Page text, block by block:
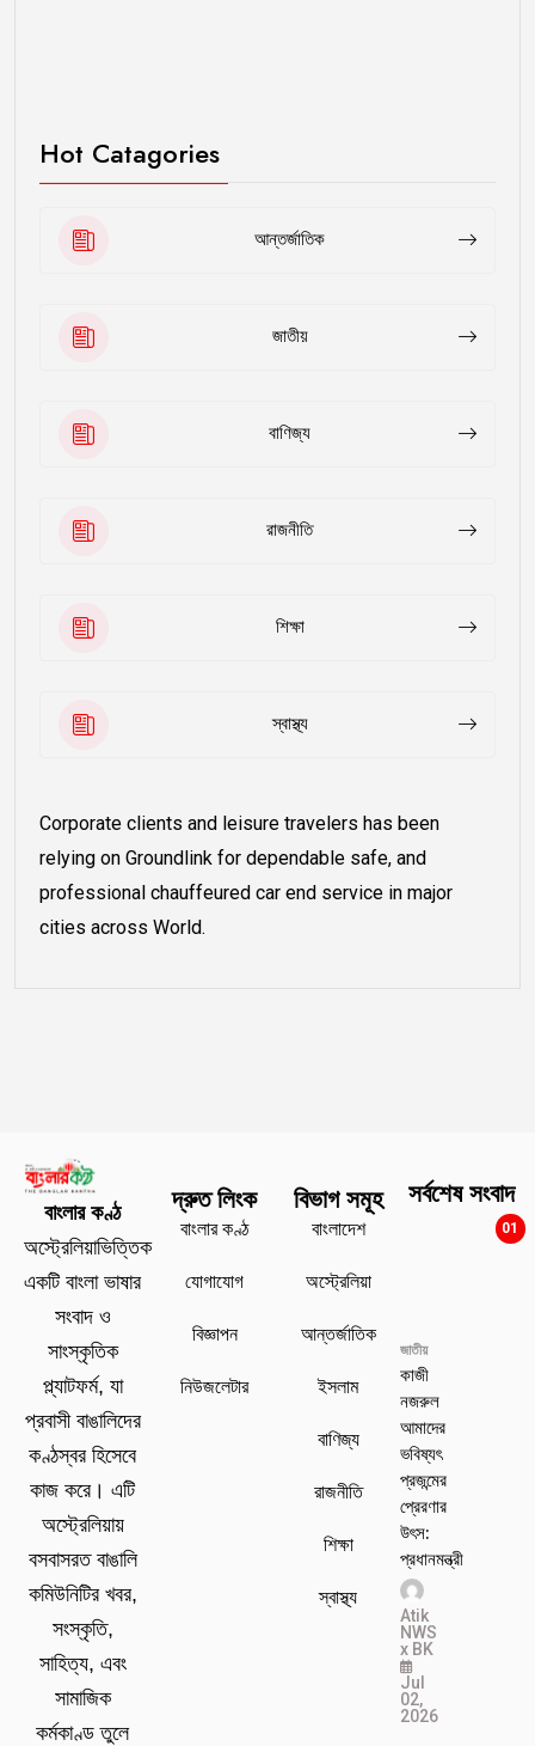
Hot Catagories
আন্তর্জাতিক
জাতীয়
বাণিজ্য
রাজনীতি
শিক্ষা
স্বাস্থ্য
Corporate clients and leisure travelers has been
relying on Groundlink for dependable safe, and
professional chauffeured car end service in major
cities across World.
বাংলার কণ্ঠ
অস্ট্রেলিয়াভিত্তিক
একটি বাংলা ভাষার
সংবাদ ও
সাংস্কৃতিক
প্ল্যাটফর্ম, যা
প্রবাসী বাঙালিদের
কণ্ঠস্বর হিসেবে
কাজ করে। এটি
অস্ট্রেলিয়ায়
বসবাসরত বাঙালি
কমিউনিটির খবর,
সংস্কৃতি,
সাহিত্য, এবং
সামাজিক
কর্মকাণ্ড তুলে
দ্রুত লিংক
বাংলার কণ্ঠ
যোগাযোগ
বিজ্ঞাপন
নিউজলেটার
বিভাগ সমূহ
বাংলাদেশ
অস্ট্রেলিয়া
আন্তর্জাতিক
ইসলাম
বাণিজ্য
রাজনীতি
শিক্ষা
স্বাস্থ্য
সর্বশেষ সংবাদ
01
জাতীয়
কাজী
নজরুল
আমাদের
ভবিষ্যৎ
প্রজন্মের
প্রেরণার
উৎস:
প্রধানমন্ত্রী
Atik
NWS
x BK
Jul
02,
2026